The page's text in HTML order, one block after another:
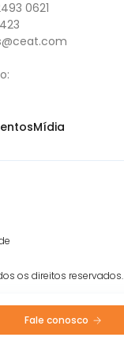
Fale conosco
0621
Mídia
os direitos reservados.